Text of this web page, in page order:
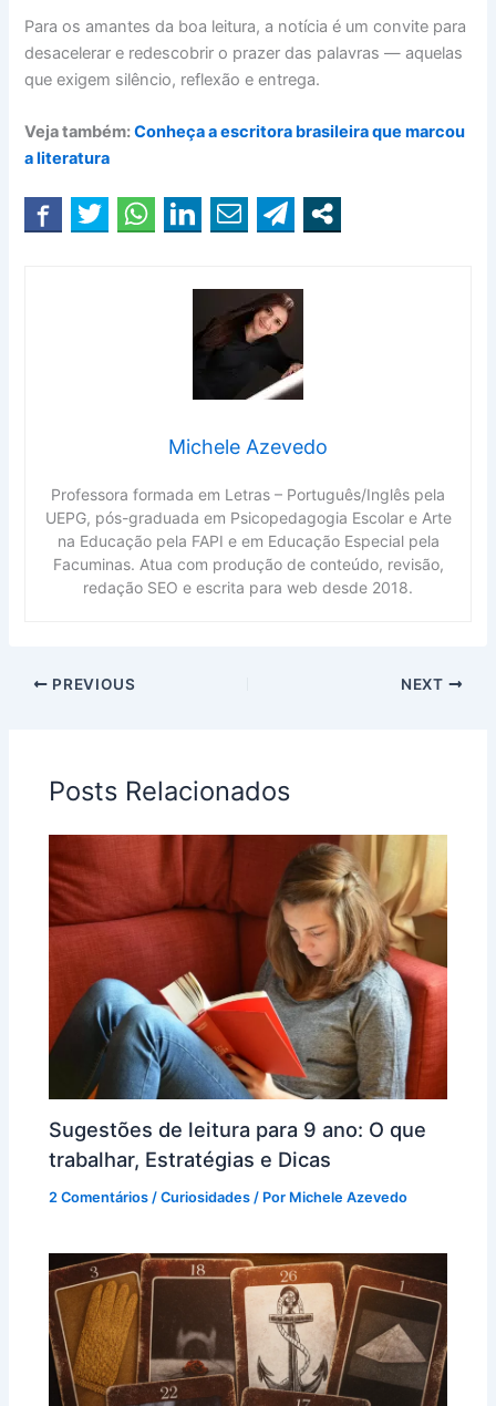
Para os amantes da boa leitura, a notícia é um convite para
desacelerar e redescobrir o prazer das palavras — aquelas
que exigem silêncio, reflexão e entrega.
Veja também:Conheça a escritora brasileira que marcou
a literatura
Michele Azevedo
Professora formada em Letras – Português/Inglês pela
UEPG, pós-graduada em Psicopedagogia Escolar e Arte
na Educação pela FAPI e em Educação Especial pela
Facuminas. Atua com produção de conteúdo, revisão,
redação SEO e escrita para web desde 2018.
PREVIOUS NEXT
Posts Relacionados
Sugestões de leitura para 9 ano: O que
trabalhar, Estratégias e Dicas
2 Comentários /Curiosidades / Por Michele Azevedo